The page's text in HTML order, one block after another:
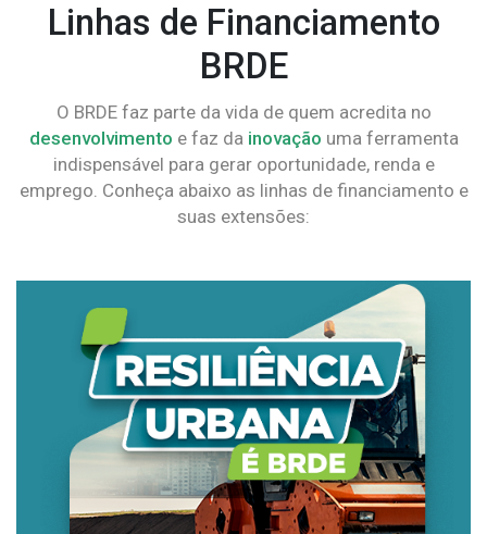
Linhas de Financiamento
BRDE
O BRDE faz parte da vida de quem acredita no
desenvolvimento e faz da inovação uma ferramenta
indispensável para gerar oportunidade, renda e
emprego. Conheça abaixo as linhas de financiamento e
suas extensões: